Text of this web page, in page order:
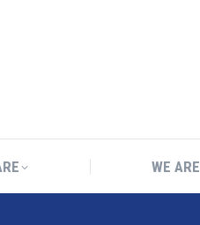
WE ARE